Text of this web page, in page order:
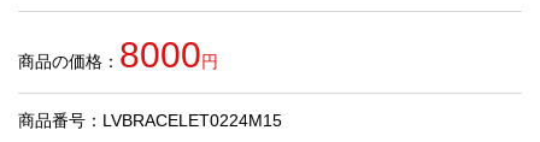
商
人
商品の価格： 8000円
商品番号：LVBRACELET0224M15